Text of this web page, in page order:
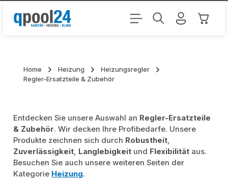
Zum Hauptinhalt springen
Home Heizung
Heizungsregler
Regler-Ersatzteile & Zubehör
Entdecken Sie unsere Auswahl an Regler-Ersatzteile
& Zubehör. Wir decken Ihre Profibedarfe. Unsere
Produkte zeichnen sich durch Robustheit,
Zuverlässigkeit, Langlebigkeit und Flexibilität aus.
Besuchen Sie auch unsere weiteren Seiten der
Kategorie Heizung.